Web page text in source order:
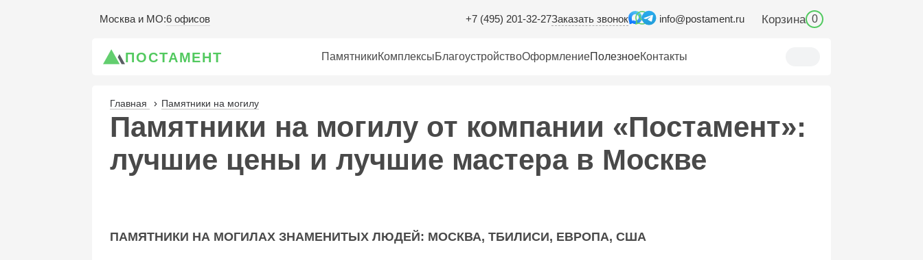
Москва и МО:6 офисов +7 (495) 201-32-27Заказать звонок info@postament.ru Корзина 0
ПОСТАМЕНТ ПамятникиКомплексыБлагоустройствоОформлениеПолезноеКонтакты
Главная Памятники на могилу
Памятники на могилу от компании «Постамент»:
лучшие цены и лучшие мастера в Москве
ПАМЯТНИКИ НА МОГИЛАХ ЗНАМЕНИТЫХ ЛЮДЕЙ: МОСКВА, ТБИЛИСИ, ЕВРОПА, США